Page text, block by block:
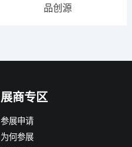
品创源
展商专区
参展申请
为何参展